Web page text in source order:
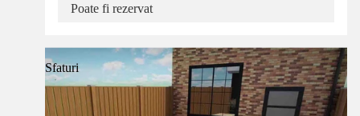
Poate fi rezervat
Sfaturi